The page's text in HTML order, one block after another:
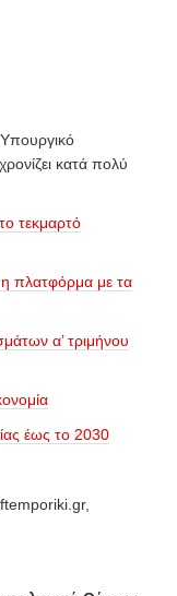
κατά πολύ
τεκμαρτό
η πλατφόρμα με τα
α’ τριμήνου
έως το 2030